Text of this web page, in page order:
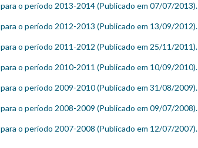
o período 2013-2014 (Publicado em 07/07/2013).
o período 2012-2013 (Publicado em 13/09/2012).
o período 2011-2012 (Publicado em 25/11/2011).
o período 2010-2011 (Publicado em 10/09/2010).
o período 2009-2010 (Publicado em 31/08/2009).
o período 2008-2009 (Publicado em 09/07/2008).
o período 2007-2008 (Publicado em 12/07/2007).